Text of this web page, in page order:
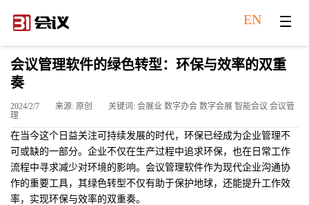
EN
会议管理软件的绿色转型：环保与效率的双重
奏
2024/2/7 来源: 原创
关键词: 会展业 数字办会 数字会展 智能会议 会议管
理
在当今这个日益关注可持续发展的时代，环保已经成为企业管理不
可或缺的一部分。企业不仅在生产过程中追求环保，也在日常工作
流程中寻求减少对环境的影响。会议管理软件作为现代企业沟通协
作的重要工具，其绿色转型不仅有助于保护地球，还能提升工作效
率，实现环保与效率的双重奏。